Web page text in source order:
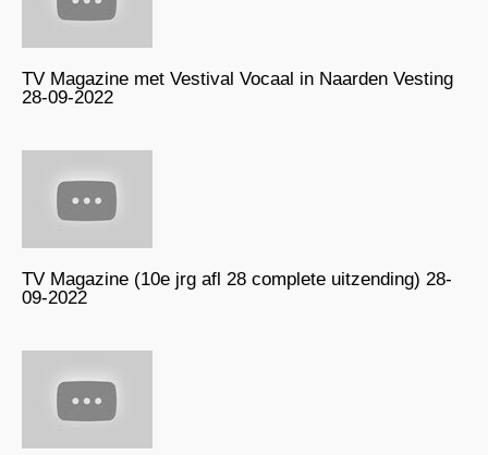
TV Magazine met Vestival Vocaal in Naarden Vesting
28-09-2022
TV Magazine (10e jrg afl 28 complete uitzending) 28-
09-2022